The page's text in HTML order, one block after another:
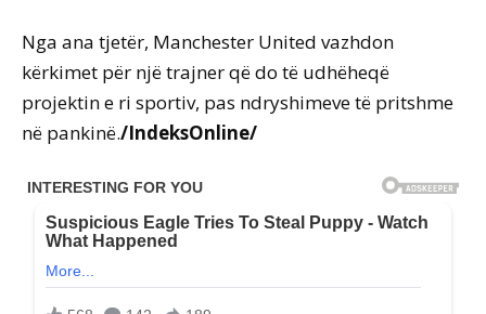
Nga ana tjetër, Manchester United vazhdon
kërkimet për një trajner që do të udhëheqë
projektin e ri sportiv, pas ndryshimeve të pritshme
në pankinë./IndeksOnline/